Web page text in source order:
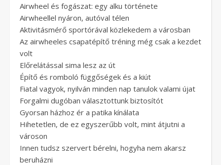
Airwheel és fogászat: egy alku története
Airwheellel nyáron, autóval télen
Aktivitásmérő sportórával közlekedem a városban
Az airwheeles csapatépítő tréning még csak a kezdet
volt
Előrelátással sima lesz az út
Építő és romboló függőségek és a kiút
Fiatal vagyok, nyilván minden nap tanulok valami újat
Forgalmi dugóban választottunk biztosítót
Gyorsan házhoz ér a patika kínálata
Hihetetlen, de ez egyszerűbb volt, mint átjutni a
városon
Innen tudsz szervert bérelni, hogyha nem akarsz
beruházni